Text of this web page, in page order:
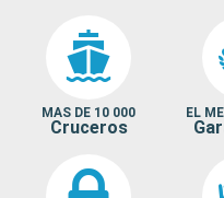
MAS DE 10 000
Cruceros
EL